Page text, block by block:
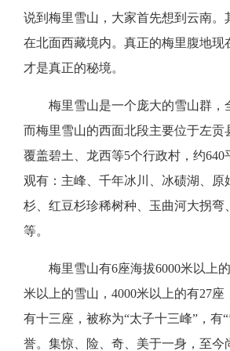
说到梅里雪山，大家首先想到云南。
在北面西藏境内。真正的梅里腹地现
才是真正的秘境。
梅里雪山是一个庞大的雪山群，
而梅里雪山的西面北段主要位于左贡
覆盖碧土、 龙西等5个行政村，约
观有：主峰、千年冰川、冰碛湖、原
杉、红豆杉珍稀树种、玉曲河大拐弯
等。
梅里雪山有6座海拔6000米以上
米以上的雪山，4000米以上的有27座
有十三座，被称为“太子十三峰”，有
誉。集惊、险、奇、美于一身，至今